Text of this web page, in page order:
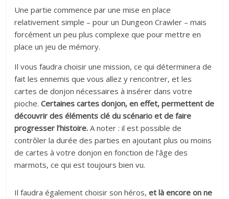
Une partie commence par une mise en place
relativement simple – pour un Dungeon Crawler – mais
forcément un peu plus complexe que pour mettre en
place un jeu de mémory.
Il vous faudra choisir une mission, ce qui déterminera de
fait les ennemis que vous allez y rencontrer, et les
cartes de donjon nécessaires à insérer dans votre
pioche.Certaines cartes donjon, en effet, permettent de
découvrir des éléments clé du scénario et de faire
progresser l’histoire. A noter : il est possible de
contrôler la durée des parties en ajoutant plus ou moins
de cartes à votre donjon en fonction de l’âge des
marmots, ce qui est toujours bien vu.
Il faudra également choisir son héros,et là encore on ne